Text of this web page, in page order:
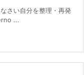
さい自分を整理・再発
...